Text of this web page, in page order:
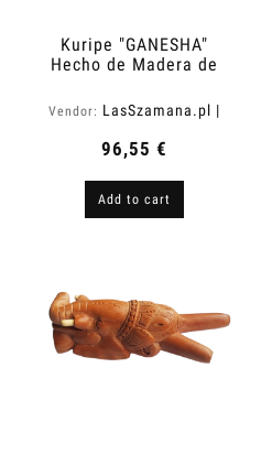
Kuripe "GANESHA"
Hecho de Madera de
(Tamarindus indica)
Vendor: LasSzamana.pl |
96,55 €
Add to cart